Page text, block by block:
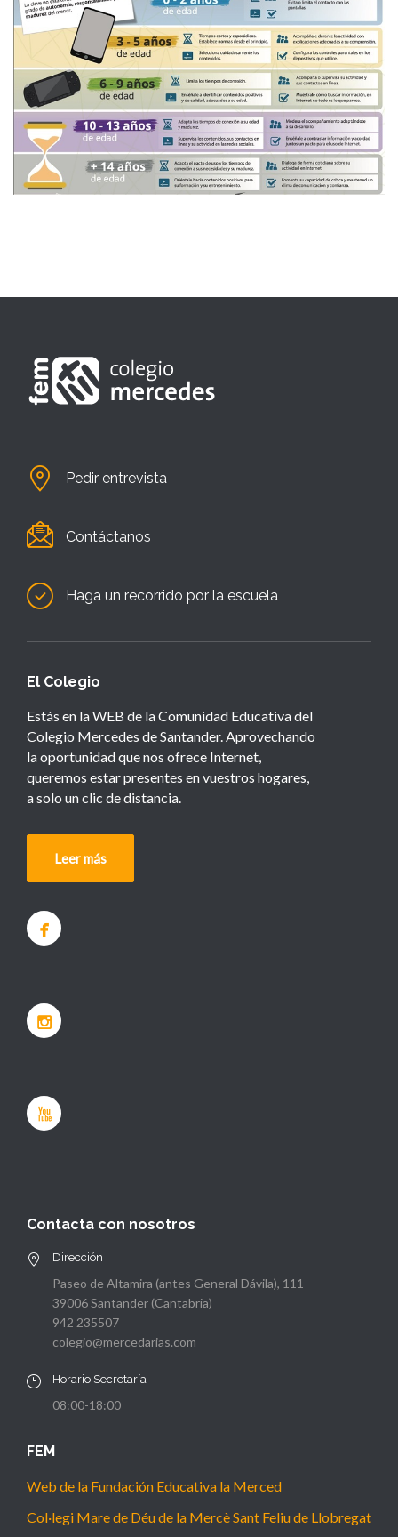
Pedir entrevista
Contáctanos
Haga un recorrido por la escuela
El Colegio
Estás en la WEB de la Comunidad Educativa del
Colegio Mercedes de Santander. Aprovechando
la oportunidad que nos ofrece Internet,
queremos estar presentes en vuestros hogares,
a solo un clic de distancia.
Leer más
Contacta con nosotros
Dirección
Paseo de Altamira (antes General Dávila), 111
39006 Santander (Cantabria)
942 235507
colegio@mercedarias.com
Horario Secretaría
08:00-18:00
FEM
Web de la Fundación Educativa la Merced
Col·legi Mare de Déu de la Mercè Sant Feliu de Llobregat